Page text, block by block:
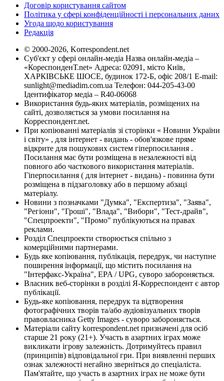
Договір користування сайтом
Політика у сфері конфіденційності і персональних даних
Угода щодо користування
Редакція
© 2000-2026, Korrespondent.net
Суб'єкт у сфері онлайн-медіа Назва онлайн-медіа –
«КореспонденТ.net» Адреса: 02091, місто Київ,
ХАРКІВСЬКЕ ШОСЕ, будинок 172-Б, офіс 208/1 E-mail:
sunlight@mediadim.com.ua Телефон: 044-205-43-00
Ідентифікатор медіа – R40-06068
Використання будь-яких матеріалів, розміщених на
сайті, дозволяється за умови посилання на
Корреспондент.net.
При копіюванні матеріалів зі сторінки « Новини України
і світу» , для інтернет - видань - обов'язкове пряме
відкрите для пошукових систем гіперпосилання .
Посилання має бути розміщена в незалежності від
повного або часткового використання матеріалів.
Гіперпосилання ( для інтернет - видань) - повинна бути
розміщена в підзаголовку або в першому абзаці
матеріалу.
Новини з позначками "Думка", "Експертиза", "Заява",
"Регіони", "Гроші", "Влада", "Вибори", "Тест-драйв",
"Спецпроекти", "Промо" публікуються на правах
реклами.
Розділ Спецпроекти створюється спільно з
комерційними партнерами.
Будь яке копіювання, публікація, передрук, чи наступне
поширення інформації, що містить посилання на
"Інтерфакс-Україна", EPA / UPG, суворо забороняється.
Власник веб-сторінки в розділі Я-Корреспондент є автор
публікації.
Будь-яке копіювання, передрук та відтворення
фотографічних творів та/або аудіовізуальних творів
правовласника Getty Images - суворо забороняється.
Матеріали сайту korrespondent.net призначені для осіб
старше 21 року (21+). Участь в азартних іграх може
викликати ігрову залежність. Дотримуйтесь правил
(принципів) відповідальної гри. При виявленні перших
ознак залежності негайно зверніться до спеціаліста.
Пам'ятайте, що участь в азартних іграх не може бути